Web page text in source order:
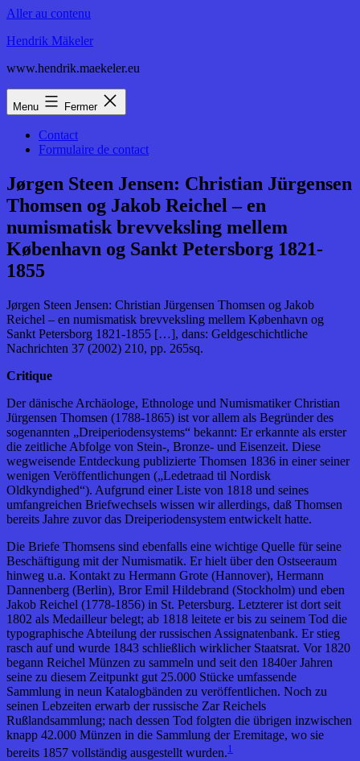
Aller au contenu
Hendrik Mäkeler
www.hendrik.maekeler.eu
Menu Fermer
Contact
Formulaire de contact
Jørgen Steen Jensen: Christian Jürgensen
Thomsen og Jakob Reichel – en
numismatisk brevveksling mellem
København og Sankt Petersborg 1821-
1855
Jørgen Steen Jensen: Christian Jürgensen Thomsen og Jakob
Reichel – en numismatisk brevveksling mellem København og
Sankt Petersborg 1821-1855 […], dans: Geldgeschichtliche
Nachrichten 37 (2002) 210, pp. 265sq.
Critique
Der dänische Archäologe, Ethnologe und Numismatiker Christian
Jürgensen Thomsen (1788-1865) ist vor allem als Begründer des
sogenannten „Dreiperiodensystems“ bekannt: Er erkannte als erster
die zeitliche Abfolge von Stein-, Bronze- und Eisenzeit. Diese
wegweisende Entdeckung publizierte Thomsen 1836 in einer seiner
wenigen Veröffentlichungen („Ledetraad til Nordisk
Oldkyndighed“). Aufgrund einer Liste von 1818 und seines
umfangreichen Briefwechsels wissen wir allerdings, daß Thomsen
bereits Jahre zuvor das Dreiperiodensystem entwickelt hatte.
Die Briefe Thomsens sind ebenfalls eine wichtige Quelle für seine
Beschäftigung mit der Numismatik. Er hielt über den Ostseeraum
hinweg u.a. Kontakt zu Hermann Grote (Hannover), Hermann
Dannenberg (Berlin), Bror Emil Hildebrand (Stockholm) und eben
Jakob Reichel (1778-1856) in St. Petersburg. Letzterer ist dort seit
1802 als Medailleur belegt; ab 1818 leitete er bis zu seinem Tod die
typographische Abteilung der russischen Assignatenbank. Er stieg
rasch auf und wurde 1843 schließlich wirklicher Staatsrat. Vor 1820
begann Reichel Münzen zu sammeln und seit den 1840er Jahren
seine zu diesem Zeitpunkt gut 25.000 Stücke umfassende
Sammlung in neun Katalogbänden zu veröffentlichen. Noch zu
seinen Lebzeiten erwarb der russische Zar Reichels
Rußlandsammlung; nach dessen Tod folgten die übrigen inzwischen
knapp 42.000 Münzen in die Sammlung der Eremitage, wo sie
bereits 1857 vollständig ausgestellt wurden.1